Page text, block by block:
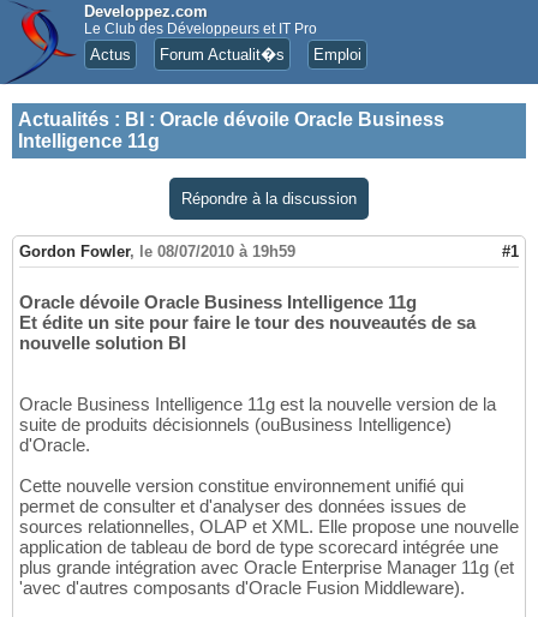
Developpez.com
Le Club des Développeurs et IT Pro
Actus Forum Actualit�s Emploi
Actualités : BI : Oracle dévoile Oracle Business
Intelligence 11g
Répondre à la discussion
Gordon Fowler, le 08/07/2010 à 19h59 #1
Oracle dévoile Oracle Business Intelligence 11g
Et édite un site pour faire le tour des nouveautés de sa
nouvelle solution BI
Oracle Business Intelligence 11g est la nouvelle version de la
suite de produits décisionnels (ouBusiness Intelligence)
d'Oracle.
Cette nouvelle version constitue environnement unifié qui
permet de consulter et d'analyser des données issues de
sources relationnelles, OLAP et XML. Elle propose une nouvelle
application de tableau de bord de type scorecard intégrée une
plus grande intégration avec Oracle Enterprise Manager 11g (et
'avec d'autres composants d'Oracle Fusion Middleware).